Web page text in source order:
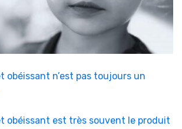
obéissant n’est pas toujours un
obéissant est très souvent le produit